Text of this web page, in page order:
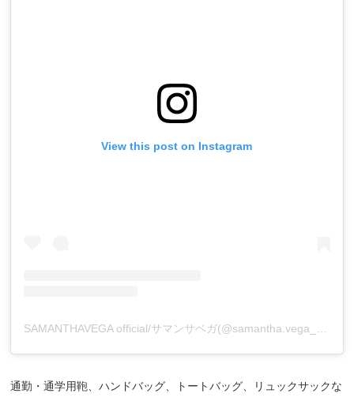
View this post on Instagram
SAMANTHAVEGA official/サマンサベガ(@samantha.vega_official)がシェアした投稿
通勤・通学用鞄、ハンドバッグ、トートバッグ、リュックサックな